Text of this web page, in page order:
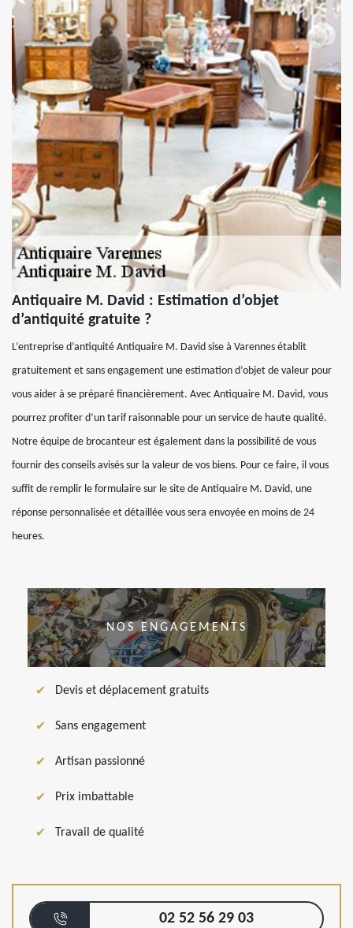
Antiquaire M. David : Estimation d’objet
d’antiquité gratuite ?
L’entreprise d’antiquité Antiquaire M. David sise à Varennes établit
gratuitement et sans engagement une estimation d’objet de valeur pour
vous aider à se préparé financièrement. Avec Antiquaire M. David, vous
pourrez profiter d’un tarif raisonnable pour un service de haute qualité.
Notre équipe de brocanteur est également dans la possibilité de vous
fournir des conseils avisés sur la valeur de vos biens. Pour ce faire, il vous
suffit de remplir le formulaire sur le site de Antiquaire M. David, une
réponse personnalisée et détaillée vous sera envoyée en moins de 24
heures.
NOS ENGAGEMENTS
Devis et déplacement gratuits
Sans engagement
Artisan passionné
Prix imbattable
Travail de qualité
02 52 56 29 03